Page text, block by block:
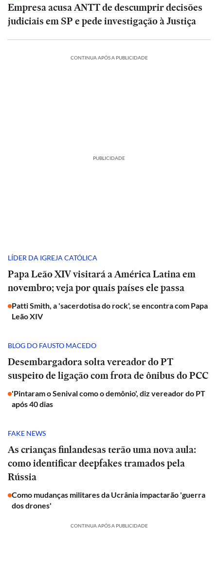
Empresa acusa ANTT de descumprir decisões
judiciais em SP e pede investigação à Justiça
CONTINUA APÓS A PUBLICIDADE
PUBLICIDADE
LÍDER DA IGREJA CATÓLICA
Papa Leão XIV visitará a América Latina em
novembro; veja por quais países ele passa
Patti Smith, a 'sacerdotisa do rock', se encontra com Papa
Leão XIV
BLOG DO FAUSTO MACEDO
Desembargadora solta vereador do PT
suspeito de ligação com frota de ônibus do PCC
'Pintaram o Senival como o demônio', diz vereador do PT
após 40 dias
FAKE NEWS
As crianças finlandesas terão uma nova aula:
como identificar deepfakes tramados pela
Rússia
Como mudanças militares da Ucrânia impactarão 'guerra
dos drones'
CONTINUA APÓS A PUBLICIDADE